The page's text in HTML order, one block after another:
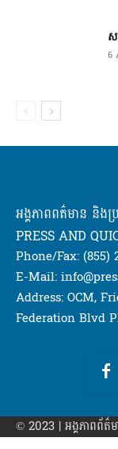
ស
6
អង្គភាពពត៌មាន និង
PRESS AND
Phone/Fax: (855)
E-Mail:
Address: OCM,
Federation Blvd
© 2023 | អង្គភាព​ព័ត៌